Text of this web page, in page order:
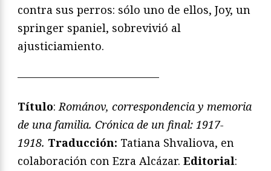
contra sus perros: sólo uno de ellos, Joy, un
springer spaniel, sobrevivió al
ajusticiamiento.
—————————————
Título:Románov, correspondencia y memoria
de una familia. Crónica de un final: 1917-
1918. Traducción: Tatiana Shvaliova, en
colaboración con Ezra Alcázar. Editorial: